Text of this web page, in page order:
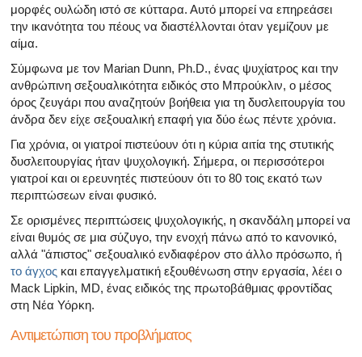
μορφές ουλώδη ιστό σε κύτταρα. Αυτό μπορεί να επηρεάσει
την ικανότητα του πέους να διαστέλλονται όταν γεμίζουν με
αίμα.
Σύμφωνα με τον Marian Dunn, Ph.D., ένας ψυχίατρος και την
ανθρώπινη σεξουαλικότητα ειδικός στο Μπρούκλιν, ο μέσος
όρος ζευγάρι που αναζητούν βοήθεια για τη δυσλειτουργία του
άνδρα δεν είχε σεξουαλική επαφή για δύο έως πέντε χρόνια.
Για χρόνια, οι γιατροί πιστεύουν ότι η κύρια αιτία της στυτικής
δυσλειτουργίας ήταν ψυχολογική. Σήμερα, οι περισσότεροι
γιατροί και οι ερευνητές πιστεύουν ότι το 80 τοις εκατό των
περιπτώσεων είναι φυσικό.
Σε ορισμένες περιπτώσεις ψυχολογικής, η σκανδάλη μπορεί να
είναι θυμός σε μια σύζυγο, την ενοχή πάνω από το κανονικό,
αλλά "άπιστος" σεξουαλικό ενδιαφέρον στο άλλο πρόσωπο, ή
το άγχος και επαγγελματική εξουθένωση στην εργασία, λέει ο
Mack Lipkin, MD, ένας ειδικός της πρωτοβάθμιας φροντίδας
στη Νέα Υόρκη.
Αντιμετώπιση του προβλήματος